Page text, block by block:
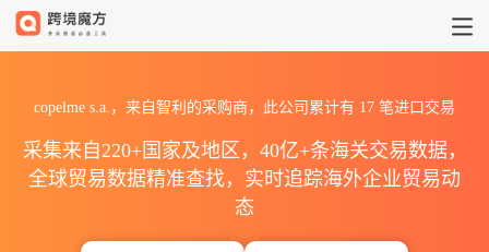
copelme s.a.，来自智利的采购商，此公司累计有 17 笔进口交易
采集来自220+国家及地区，40亿+条海关交易数据，
全球贸易数据精准查找，实时追踪海外企业贸易动
态